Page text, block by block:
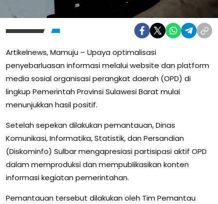
Artikelnews, Mamuju – Upaya optimalisasi
penyebarluasan informasi melalui website dan platform
media sosial organisasi perangkat daerah (OPD) di
lingkup Pemerintah Provinsi Sulawesi Barat mulai
menunjukkan hasil positif.
Setelah sepekan dilakukan pemantauan, Dinas
Komunikasi, Informatika, Statistik, dan Persandian
(Diskominfo) Sulbar mengapresiasi partisipasi aktif OPD
dalam memproduksi dan mempublikasikan konten
informasi kegiatan pemerintahan.
Pemantauan tersebut dilakukan oleh Tim Pemantau